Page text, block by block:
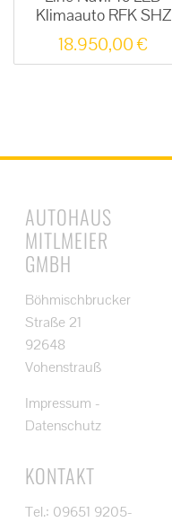
Klimaauto RFK SHZ
18.950,00€
AUTOHAUS
MITLMEIER
GMBH
Böhmischbrucker
Straße 21
92648
Vohenstrauß
Impressum -
Datenschutz
KONTAKT
Tel.: 09651 9205-